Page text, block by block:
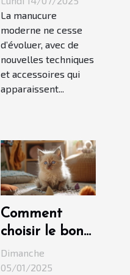
les tendances
de manucure
moderne ?
La manucure
moderne ne cesse
d’évoluer, avec de
nouvelles techniques
et accessoires qui
apparaissent...
Comment
choisir le bon
chaton dans
un élevage
Dimanche
05/01/2025